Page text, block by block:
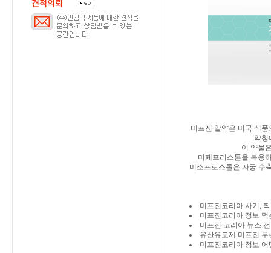
미프진 알약은 미국 식품
약청
이 약물
미페프리스톤을 복용
미소프로스톨은 자궁 수
미프진코리아 사기,
미프진코리아 정보 먹
미프진 코리아 뉴스
유산유도제 미프진 무
미프진코리아 정보